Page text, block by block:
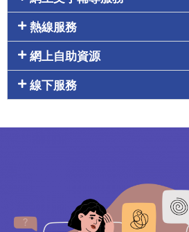
熱線服務
網上自助資源
線下服務